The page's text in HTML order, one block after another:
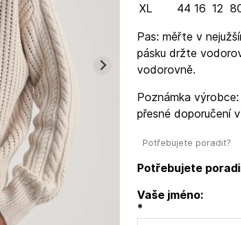
XL
44 16 12
Pas: měřte v
pásku držte
vodorovně.
Poznámka
přesné doporučení
Potřebujete poradit?
Potřebujete
Vaše jméno:
*